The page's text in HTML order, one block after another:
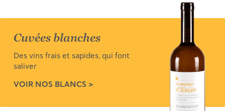
Cuvées blanches
Des vins frais et sapides, qui font
saliver
VOIR NOS BLANCS >